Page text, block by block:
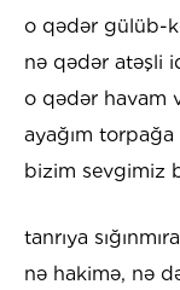
o qədər gülüb-
nə qədər atəşli
o qədər havam
ayağım
bizim sevgimiz
tanrıya
nə hakimə, nə